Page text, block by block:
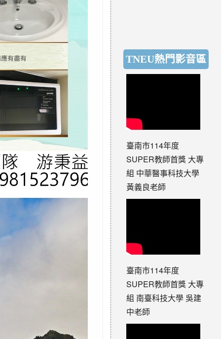
TNEU熱門影音區
臺南市114年度
SUPER教師首獎 大專
組 中華醫事科技大學
黃義良老師
臺南市114年度
SUPER教師首獎 大專
組 南臺科技大學 吳建
中老師